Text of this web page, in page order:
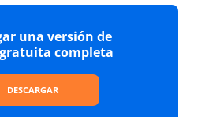
una versión de
completa
DESCARGAR